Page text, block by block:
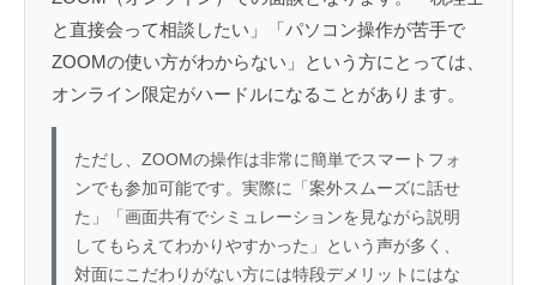
と直接会って相談したい」「パソコン操作が苦手で
ZOOMの使い方がわからない」という方にとっては、
オンライン限定がハードルになることがあります。
ただし、ZOOMの操作は非常に簡単でスマートフォ
ンでも参加可能です。実際に「案外スムーズに話せ
た」「画面共有でシミュレーションを見ながら説明
してもらえてわかりやすかった」という声が多く、
対面にこだわりがない方には特段デメリットにはな